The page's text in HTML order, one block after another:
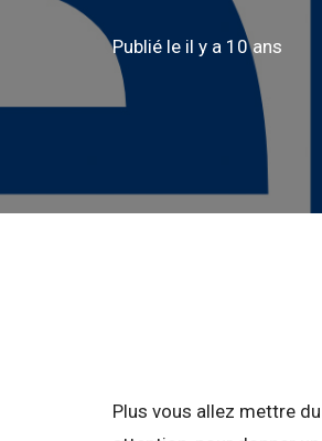
Publié le il y a 10 ans
Plus vous allez mettre